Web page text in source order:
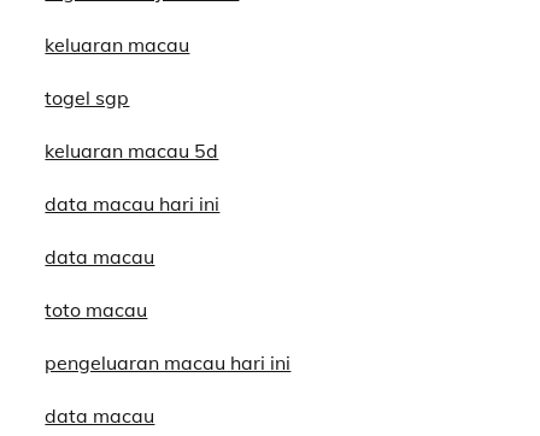
keluaran macau
togel sgp
keluaran macau 5d
data macau hari ini
data macau
toto macau
pengeluaran macau hari ini
data macau